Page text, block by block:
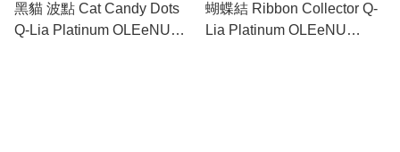
黑貓 波點 Cat Candy Dots
Q-Lia Platinum OLEeNU
蝴蝶結 Ribbon Collector Q-
Lia Platinum OLEeNU